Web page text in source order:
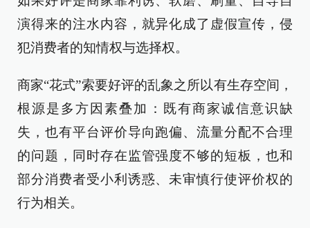
演得来的注水内容，就异化成了虚假宣传，侵
犯消费者的知情权与选择权。
商家“花式”索要好评的乱象之所以有生存空间，
根源是多方因素叠加：既有商家诚信意识缺
失，也有平台评价导向跑偏、流量分配不合理
的问题，同时存在监管强度不够的短板，也和
部分消费者受小利诱惑、未审慎行使评价权的
行为相关。